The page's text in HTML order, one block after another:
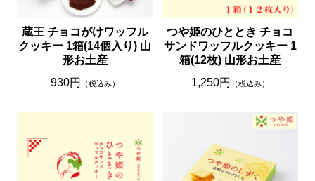
蔵王 チョコがけワッフル
クッキー 1箱(14個入り) 山
形お土産
930円
（税込み）
つや姫のひととき チョコ
サンドワッフルクッキー 1
箱(12枚) 山形お土産
1,250円
（税込み）